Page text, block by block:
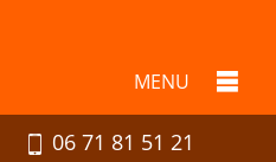
MENU
06 71 81 51 21